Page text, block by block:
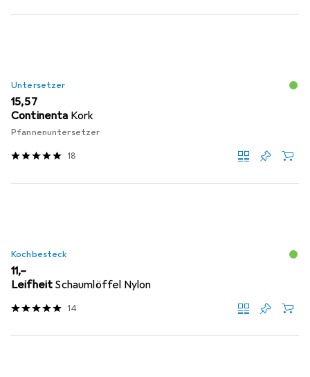
Untersetzer
EUR
15,57
Continenta Kork
Pfannenuntersetzer
18
Kochbesteck
EUR
11,–
Leifheit Schaumlöffel Nylon
14